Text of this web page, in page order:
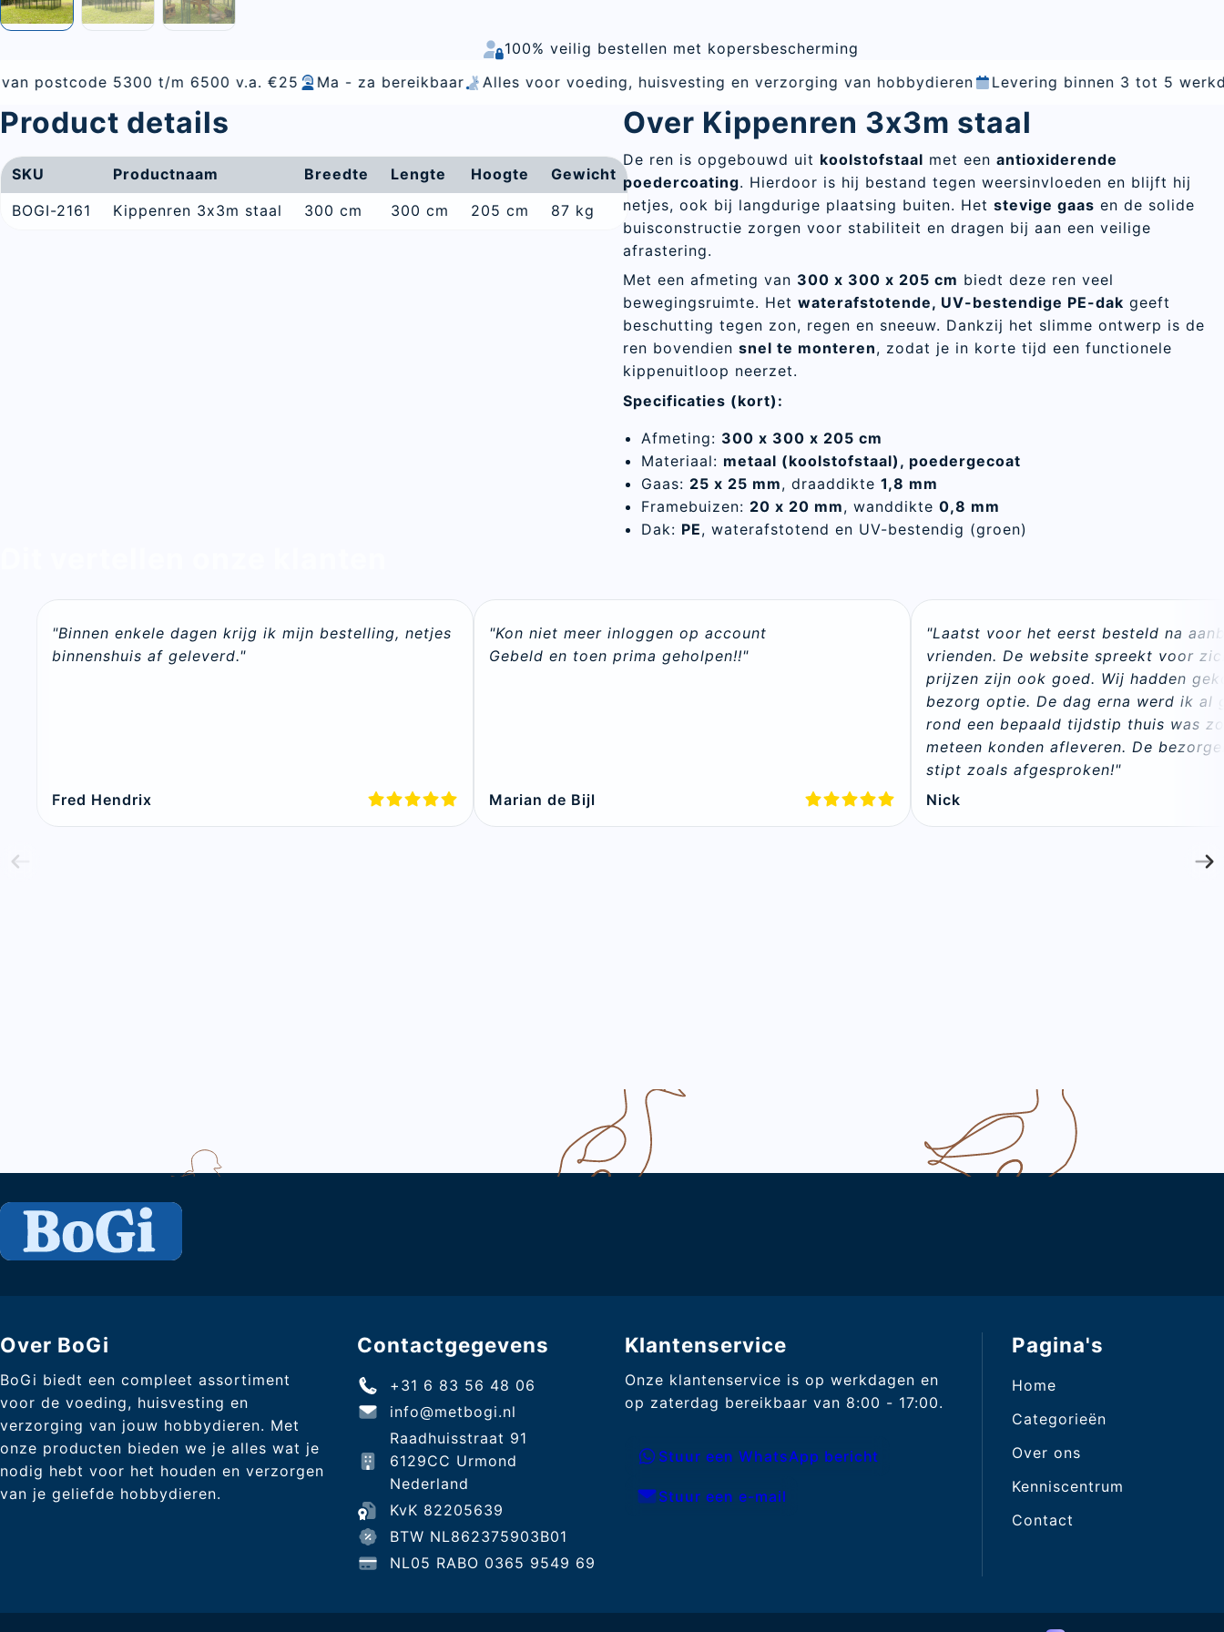
100% veilig bestellen met kopersbescherming
t/m 6500 v.a. €25
Ma - za bereikbaar Alles voor voeding, huisvesting en verzorging van hobbydieren Levering binnen 3 tot 5 werkdagen
Product details
SKU Productnaam Breedte Lengte Hoogte
Gewicht
BOGI-2161
Kippenren 3x3m staal 300 cm 300 cm 205 cm 87 kg
Over Kippenren 3x3m staal
De ren is opgebouwd uit koolstofstaal met een antioxiderende
poedercoating. Hierdoor is hij bestand tegen weersinvloeden en blijft hij
netjes, ook bij langdurige plaatsing buiten. Het stevige gaas en de solide
buisconstructie zorgen voor stabiliteit en dragen bij aan een veilige
afrastering.
Met een afmeting van 300 x 300 x 205 cm biedt deze ren veel
bewegingsruimte. Het waterafstotende, UV-bestendige PE-dak geeft
beschutting tegen zon, regen en sneeuw. Dankzij het slimme ontwerp is de
ren bovendien snel te monteren, zodat je in korte tijd een functionele
kippenuitloop neerzet.
Specificaties (kort):
Afmeting: 300 x 300 x 205 cm
Materiaal: metaal (koolstofstaal), poedergecoat
Gaas: 25 x 25 mm, draaddikte 1,8 mm
Framebuizen: 20 x 20 mm, wanddikte 0,8 mm
Dak: PE, waterafstotend en UV-bestendig (groen)
"Binnen enkele dagen krijg ik mijn bestelling, netjes
binnenshuis af geleverd."
Fred Hendrix
"Kon niet meer inloggen op account
Gebeld en toen prima geholpen!!"
Marian de Bijl
"Laatst voor het eerst besteld na
vrienden. De website spreekt voor
prijzen zijn ook goed. Wij hadden
bezorg optie. De dag erna werd ik al
rond een bepaald tijdstip thuis was
meteen konden afleveren. De
stipt zoals afgesproken!"
Nick
Over BoGi
BoGi biedt een compleet assortiment
voor de voeding, huisvesting en
verzorging van jouw hobbydieren. Met
onze producten bieden we je alles wat je
nodig hebt voor het houden en verzorgen
van je geliefde hobbydieren.
Contactgegevens
+31 6 83 56 48 06
info@metbogi.nl
Raadhuisstraat 91
6129CC Urmond
Nederland
KvK 82205639
BTW NL862375903B01
NL05 RABO 0365 9549 69
Klantenservice
Onze klantenservice is op werkdagen en
op zaterdag bereikbaar van 8:00 - 17:00.
Stuur een WhatsApp bericht
Stuur een e-mail
Pagina's
Home
Categorieën
Over ons
Kenniscentrum
Contact